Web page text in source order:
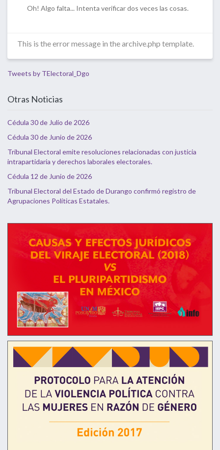
Oh! Algo falta... Intenta verificar dos veces las cosas.
This is the error message in the archive.php template.
Tweets by TElectoral_Dgo
Otras Noticias
Cédula 30 de Julio de 2026
Cédula 30 de Junio de 2026
Tribunal Electoral emite resoluciones relacionadas con justicia
intrapartidaria y derechos laborales electorales.
Cédula 12 de Junio de 2026
Tribunal Electoral del Estado de Durango confirmó registro de
Agrupaciones Políticas Estatales.